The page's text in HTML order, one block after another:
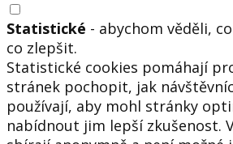
Statistické - abychom věděli,
co zlepšit.
Statistické cookies pomáhají
stránek pochopit, jak
používají, aby mohl stránky
nabídnout jim lepší zkušenost.